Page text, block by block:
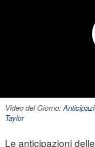
Video del Giorno:
Taylor
Le anticipazioni